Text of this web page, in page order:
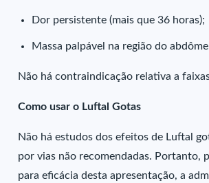
Dor persistente (mais que 36 horas);
Massa palpável na região do
Não há contraindicação relativa a
Como usar o Luftal Gotas
Não há estudos dos efeitos de Luftal
por vias não recomendadas. Portanto,
para eficácia desta apresentação, a